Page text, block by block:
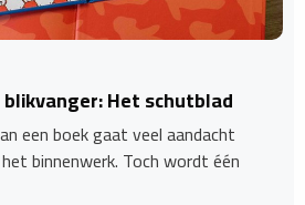
Het schutblad
een boek gaat veel aandacht
binnenwerk. Toch wordt één